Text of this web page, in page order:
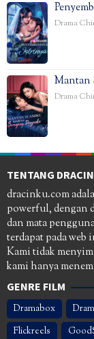
Drama
Mantan
Drama
TENTANG
dracinku.com
powerful, dengan
dan mata
terdapat pada
Kami tidak
kami hanya
GENRE FILM
Dramabox
Flickreels